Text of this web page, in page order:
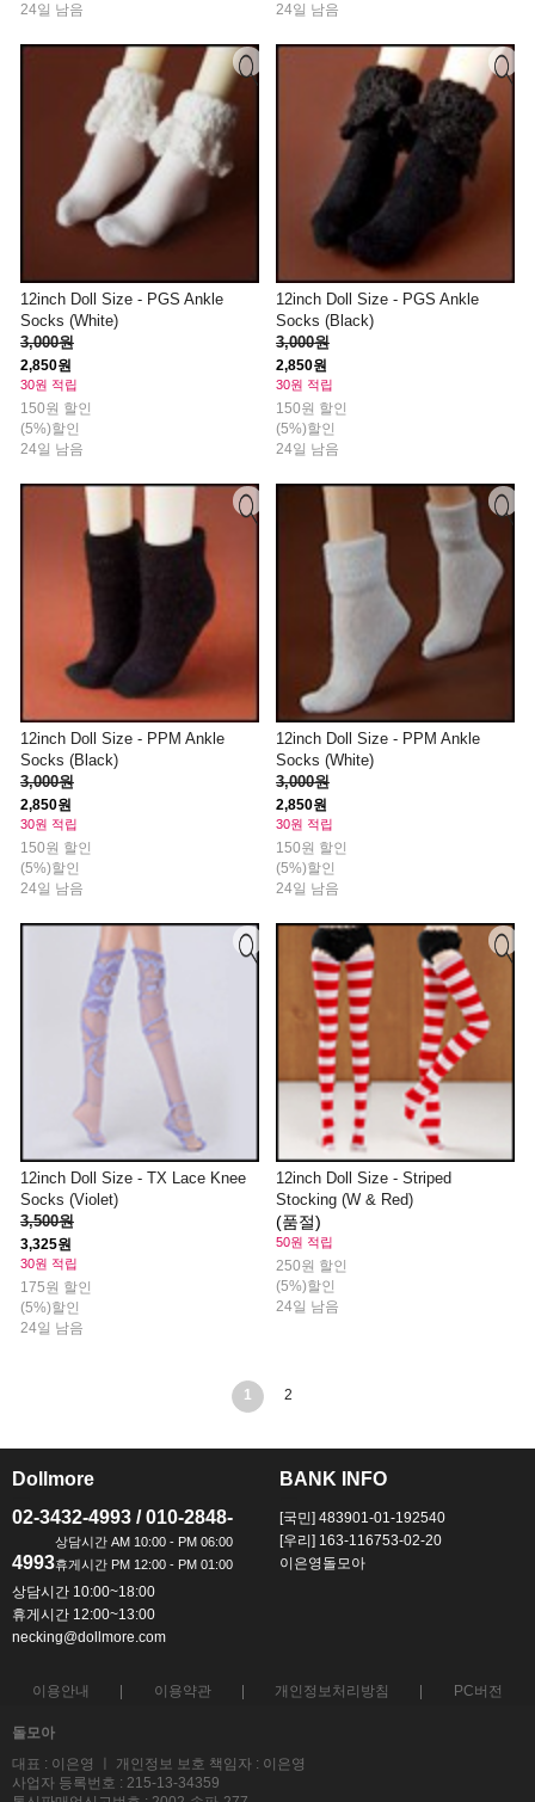
24일 남음
24일 남음
12inch Doll Size - PGS Ankle
Socks (White)
3,000원
2,850원
30원 적립
150원 할인
(5%)할인
24일 남음
12inch Doll Size - PGS Ankle
Socks (Black)
3,000원
2,850원
30원 적립
150원 할인
(5%)할인
24일 남음
12inch Doll Size - PPM Ankle
Socks (Black)
3,000원
2,850원
30원 적립
150원 할인
(5%)할인
24일 남음
12inch Doll Size - PPM Ankle
Socks (White)
3,000원
2,850원
30원 적립
150원 할인
(5%)할인
24일 남음
12inch Doll Size - TX Lace Knee
Socks (Violet)
3,500원
3,325원
30원 적립
175원 할인
(5%)할인
24일 남음
12inch Doll Size - Striped
Stocking (W & Red)
(품절)
50원 적립
250원 할인
(5%)할인
24일 남음
1 2
Dollmore
02-3432-4993 / 010-2848-
4993
상담시간 10:00~18:00
휴게시간 12:00~13:00
necking@dollmore.com
BANK INFO
[국민] 483901-01-192540
[우리] 163-116753-02-20
이은영돌모아
이용안내 이용약관 개인정보처리방침 PC버전
돌모아
대표 : 이은영 ㅣ 개인정보 보호 책임자 : 이은영
사업자 등록번호 : 215-13-34359